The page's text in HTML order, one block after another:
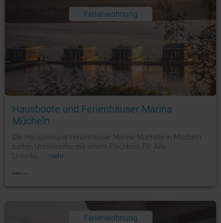
Ferienwohnung
Foto: © booking.com
Hausboote und Ferienhäuser Marina
Mücheln
Die Hauspersund Ferienhäuser Marina Mücheln in Mücheln
bieten Unterkünfte mit einem Flachbild-TV. Alle
Unterkü
mehr
Ferienwohnung